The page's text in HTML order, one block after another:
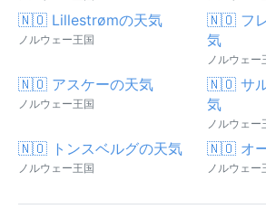
🇳🇴 Lillestrømの天気
ノルウェー王国
🇳🇴 フレ
気
ノルウェー
🇳🇴 アスケーの天気
ノルウェー王国
🇳🇴 サル
気
ノルウェー
🇳🇴 トンスベルグの天気
ノルウェー王国
🇳🇴 オー
ノルウェー